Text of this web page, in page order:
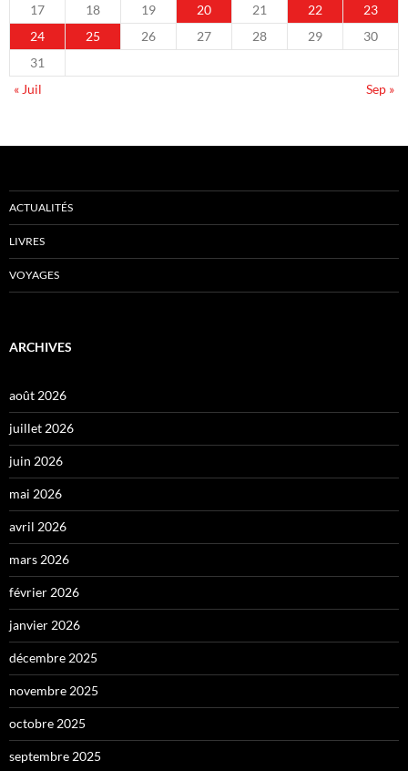
17
18 19 20 21 22
23
24
25 26 27 28 29
30
31
« Juil
Sep »
ACTUALITÉS
LIVRES
VOYAGES
ARCHIVES
août 2026
juillet 2026
juin 2026
mai 2026
avril 2026
mars 2026
février 2026
janvier 2026
décembre 2025
novembre 2025
octobre 2025
septembre 2025